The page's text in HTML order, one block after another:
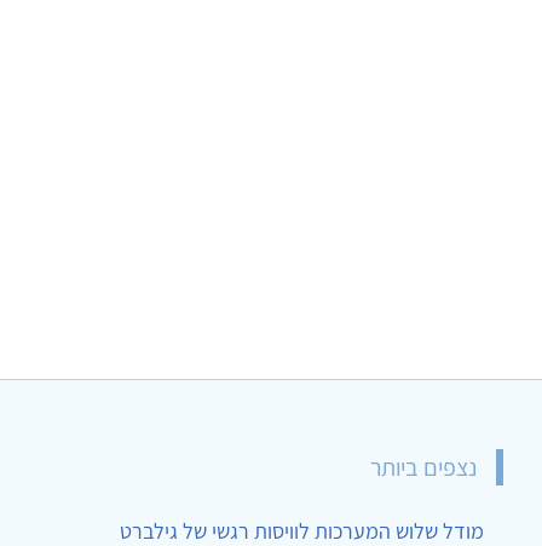
נצפים ביותר
מודל שלוש המערכות לוויסות רגשי של גילברט